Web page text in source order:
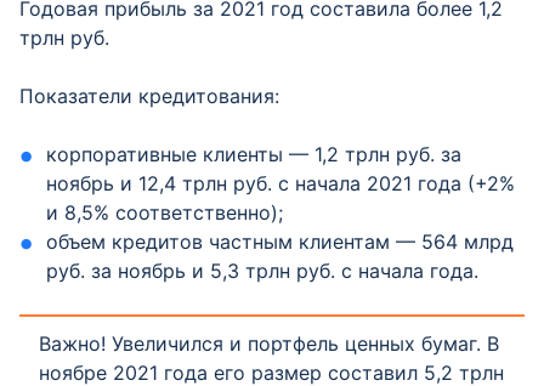
Годовая прибыль за 2021 год составила более 1,2
трлн руб.
Показатели кредитования:
корпоративные клиенты — 1,2 трлн руб. за
ноябрь и 12,4 трлн руб. с начала 2021 года (+2%
и 8,5% соответственно);
объем кредитов частным клиентам — 564 млрд
руб. за ноябрь и 5,3 трлн руб. с начала года.
Важно! Увеличился и портфель ценных бумаг. В
ноябре 2021 года его размер составил 5,2 трлн